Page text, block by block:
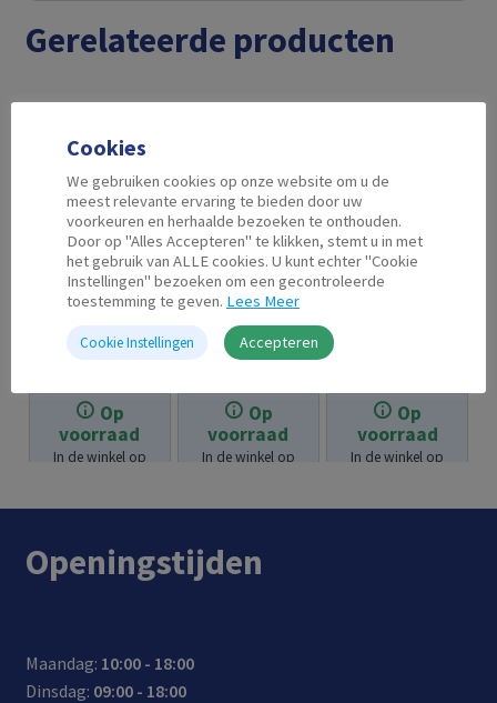
Gerelateerde producten
Op
voorraad
In de winkel op
HP 364 XL
30.95
Op
voorraad
In de winkel op
HP 304 XL
38.95
Op
voorraad
In de winkel op
25.95
Openingstijden
Maandag: 10:00 - 18:00
Dinsdag: 09:00 - 18:00
Cookies
We gebruiken cookies op onze website om u de
meest relevante ervaring te bieden door uw
voorkeuren en herhaalde bezoeken te onthouden.
Door op "Alles Accepteren" te klikken, stemt u in met
het gebruik van ALLE cookies. U kunt echter "Cookie
Instellingen" bezoeken om een gecontroleerde
toestemming te geven. Lees Meer
Cookie Instellingen Accepteren